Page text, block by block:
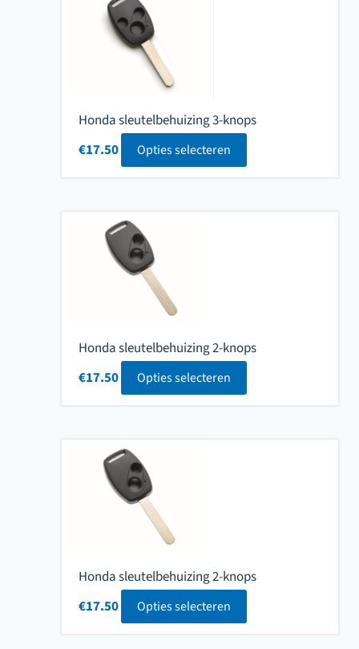
Honda sleutelbehuizing 3-knops
€17.50 Opties selecteren
Honda sleutelbehuizing 2-knops
€17.50 Opties selecteren
Honda sleutelbehuizing 2-knops
€17.50 Opties selecteren